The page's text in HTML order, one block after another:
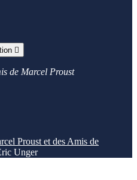

de Marcel Proust
Proust et des Amis de
Unger